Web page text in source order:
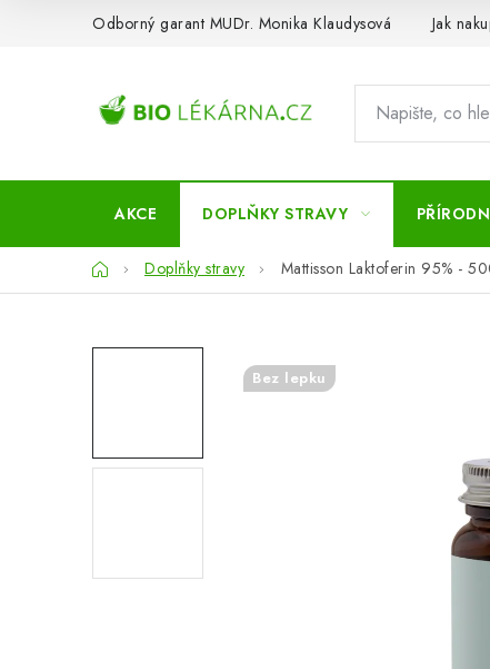
Odborný garant MUDr. Monika Klaudysová Jak
AKCE DOPLŇKY STRAVY
DomůDoplňky stravy Mattisson Laktoferin 95% -
Bez lepku